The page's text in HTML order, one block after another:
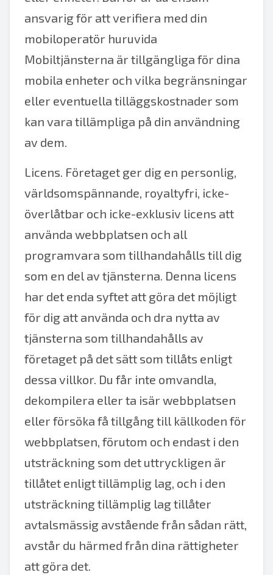
ansvarig för att verifiera med din
mobiloperatör huruvida
Mobiltjänsterna är tillgängliga för dina
mobila enheter och vilka begränsningar
eller eventuella tilläggskostnader som
kan vara tillämpliga på din användning
av dem.
Licens. Företaget ger dig en personlig,
världsomspännande, royaltyfri, icke-
överlåtbar och icke-exklusiv licens att
använda webbplatsen och all
programvara som tillhandahålls till dig
som en del av tjänsterna. Denna licens
har det enda syftet att göra det möjligt
för dig att använda och dra nytta av
tjänsterna som tillhandahålls av
företaget på det sätt som tillåts enligt
dessa villkor. Du får inte omvandla,
dekompilera eller ta isär webbplatsen
eller försöka få tillgång till källkoden för
webbplatsen, förutom och endast i den
utsträckning som det uttryckligen är
tillåtet enligt tillämplig lag, och i den
utsträckning tillämplig lag tillåter
avtalsmässig avstående från sådan rätt,
avstår du härmed från dina rättigheter
att göra det.